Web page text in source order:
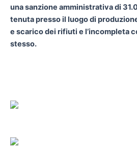
una sanzione amministrativa di
tenuta presso il luogo di
e scarico dei rifiuti e l’incompleta
stesso.